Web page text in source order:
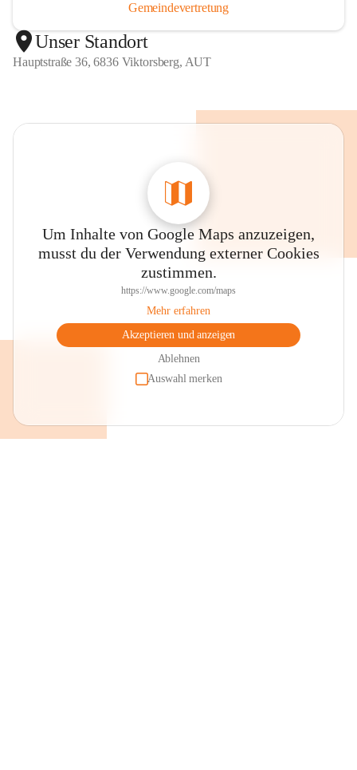
Gemeindevertretung
Unser Standort
Hauptstraße 36, 6836 Viktorsberg, AUT
Um Inhalte von Google Maps anzuzeigen,
musst du der Verwendung externer Cookies
zustimmen.
https://www.google.com/maps
Mehr erfahren
Akzeptieren und anzeigen
Ablehnen
Auswahl merken